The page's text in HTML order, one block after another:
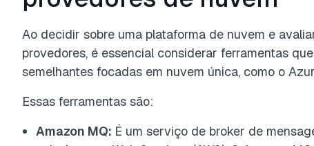
Ao decidir sobre uma plataforma de nuvem e
provedores, é essencial considerar ferramentas
semelhantes focadas em nuvem única, como o
Essas ferramentas são:
Amazon MQ: É um serviço de broker de